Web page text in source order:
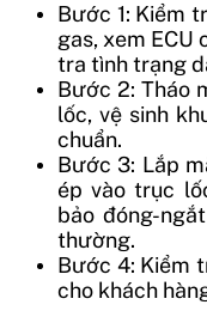
Bước 1: Kiểm
gas, xem ECU
tra tình trạng
Bước 2: Tháo
lốc, vệ sinh
chuẩn.
Bước 3: Lắp
ép vào trục
bảo đóng-
thường.
Bước 4: Kiểm
cho khách